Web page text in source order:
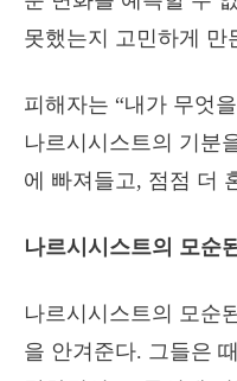
못했는지 고민하게 만
피해자는 “내가 무엇
나르시시스트의 기분
에 빠져들고, 점점 더
나르시시스트의 모순
나르시시스트의 모순
을 안겨준다. 그들은